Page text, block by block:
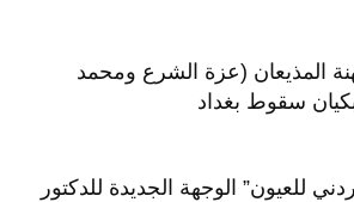
المذيعان (عزة الشرع ومحمد
سقوط بغداد
للعيون” الوجهة الجديدة للدكتور